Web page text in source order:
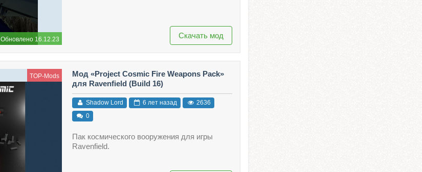
Обновлено 16.12.23 Скачать мод
TOP-Mods
Мод «Project Cosmic Fire Weapons Pack»
для Ravenfield (Build 16)
Shadow Lord 6 лет назад
2636
0
Пак космического вооружения для игры
Ravenfield.